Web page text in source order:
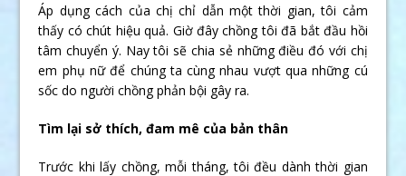
Áp dụng cách của chị chỉ dẫn một thời gian, tôi cảm
thấy có chút hiệu quả. Giờ đây chồng tôi đã bắt đầu hồi
tâm chuyển ý. Nay tôi sẽ chia sẻ những điều đó với chị
em phụ nữ để chúng ta cùng nhau vượt qua những cú
sốc do người chồng phản bội gây ra.
Tìm lại sở thích, đam mê của bản thân
Trước khi lấy chồng, mỗi tháng, tôi đều dành thời gian